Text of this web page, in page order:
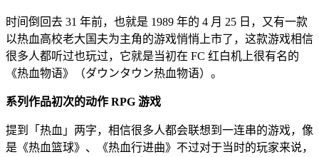
时间倒回去 31 年前，也就是 1989 年的 4 月 25 日，又有一款
以热血高校老大国夫为主角的游戏悄悄上市了，这款游戏相信
很多人都听过也玩过，它就是当初在 FC 红白机上很有名的
《热血物语》（ダウンタウン热血物语）。
系列作品初次的动作 RPG 游戏
提到「热血」两字，相信很多人都会联想到一连串的游戏，像
是《热血篮球》、《热血行进曲》不过对于当时的玩家来说，